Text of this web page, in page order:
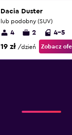
Dacia Duster
lub podobny (SUV)
4 2 4-5
19 zł /dzień Zobacz